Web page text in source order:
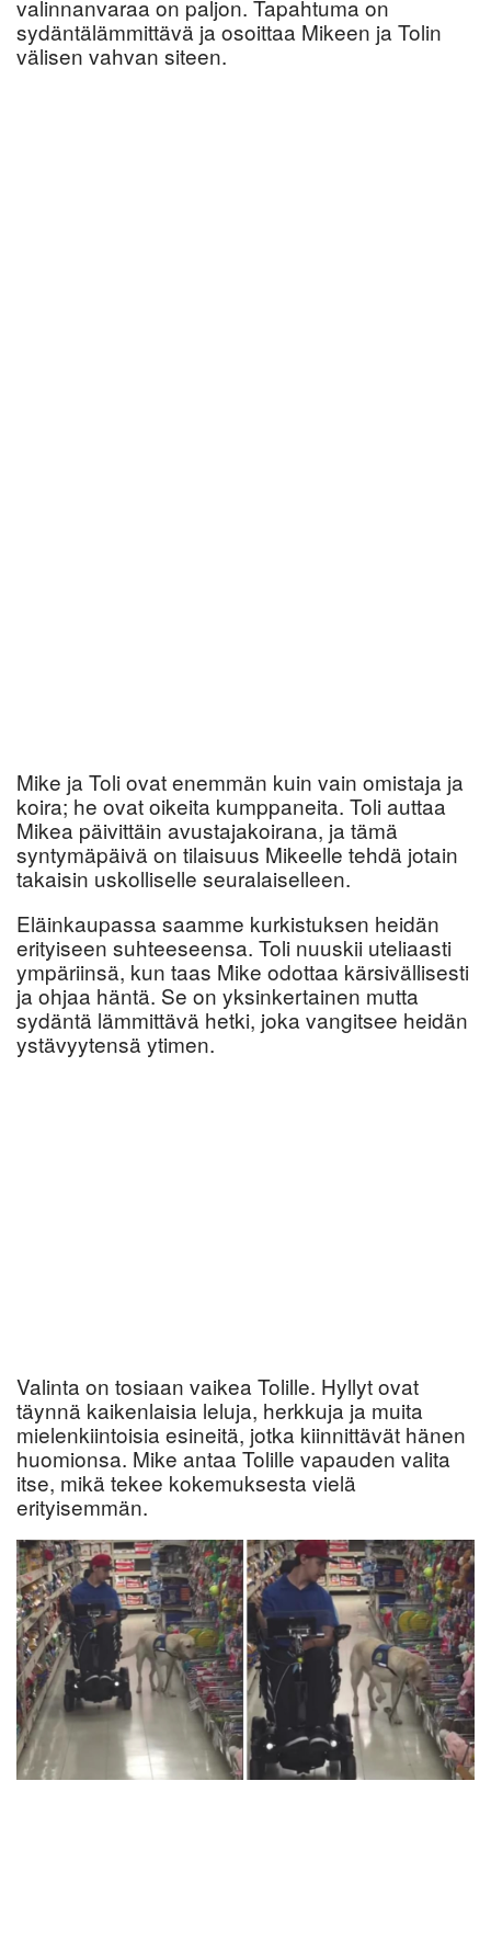
valinnanvaraa on paljon. Tapahtuma on
sydäntälämmittävä ja osoittaa Mikeen ja Tolin
välisen vahvan siteen.
Mike ja Toli ovat enemmän kuin vain omistaja ja
koira; he ovat oikeita kumppaneita. Toli auttaa
Mikea päivittäin avustajakoirana, ja tämä
syntymäpäivä on tilaisuus Mikeelle tehdä jotain
takaisin uskolliselle seuralaiselleen.
Eläinkaupassa saamme kurkistuksen heidän
erityiseen suhteeseensa. Toli nuuskii uteliaasti
ympäriinsä, kun taas Mike odottaa kärsivällisesti
ja ohjaa häntä. Se on yksinkertainen mutta
sydäntä lämmittävä hetki, joka vangitsee heidän
ystävyytensä ytimen.
Valinta on tosiaan vaikea Tolille. Hyllyt ovat
täynnä kaikenlaisia leluja, herkkuja ja muita
mielenkiintoisia esineitä, jotka kiinnittävät hänen
huomionsa. Mike antaa Tolille vapauden valita
itse, mikä tekee kokemuksesta vielä
erityisemmän.